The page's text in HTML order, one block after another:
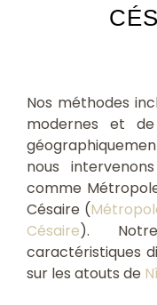
Nos méthodes
modernes et de
nous
comme
Césaire (
Césaire).
caractéristiques
sur les atouts de